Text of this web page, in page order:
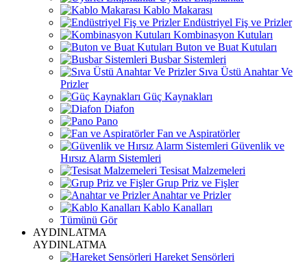
Kablo Makarası
Endüstriyel Fiş ve Prizler
Kombinasyon Kutuları
Buton ve Buat Kutuları
Busbar Sistemleri
Sıva Üstü Anahtar Ve
Prizler
Güç Kaynakları
Diafon
Pano
Fan ve Aspiratörler
Güvenlik ve
Hırsız Alarm Sistemleri
Tesisat Malzemeleri
Grup Priz ve Fişler
Anahtar ve Prizler
Kablo Kanalları
Tümünü Gör
AYDINLATMA
AYDINLATMA
Hareket Sensörleri